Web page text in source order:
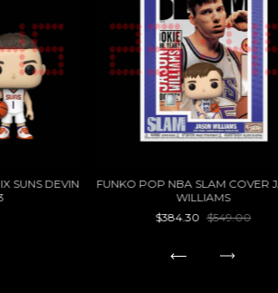
SUNS DEVIN
FUNKO POP NBA SLAM COVER
WILLIAMS
$384.30 $549.00